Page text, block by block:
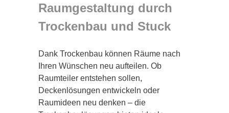
Raumgestaltung durch
Trockenbau und Stuck
Dank Trockenbau können Räume nach
Ihren Wünschen neu aufteilen. Ob
Raumteiler entstehen sollen,
Deckenlösungen entwickeln oder
Raumideen neu denken – die